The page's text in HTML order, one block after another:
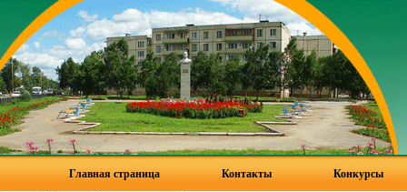
Главная страница Контакты Конкурсы